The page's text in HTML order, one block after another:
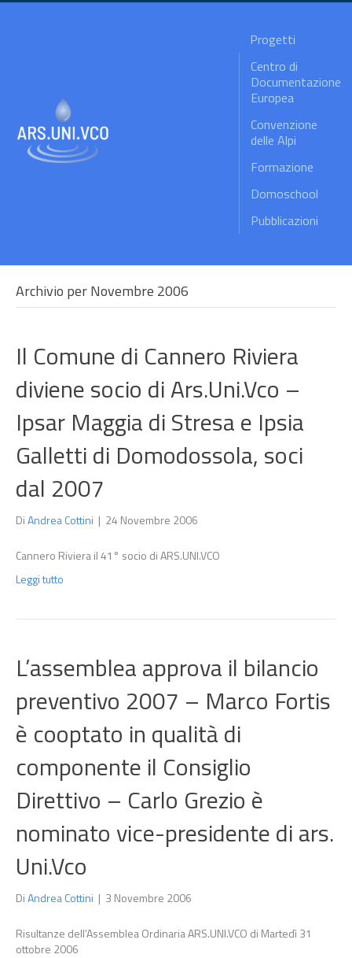
Progetti
Centro di
Documentazione
Europea
Convenzione
delle Alpi
Formazione
Domoschool
Pubblicazioni
Archivio per Novembre 2006
Il Comune di Cannero Riviera
diviene socio di Ars.Uni.Vco –
Ipsar Maggia di Stresa e Ipsia
Galletti di Domodossola, soci
dal 2007
DiAndrea Cottini | 24 Novembre 2006
Cannero Riviera il 41° socio di ARS.UNI.VCO
Leggi tutto
L’assemblea approva il bilancio
preventivo 2007 – Marco Fortis
è cooptato in qualità di
componente il Consiglio
Direttivo – Carlo Grezio è
nominato vice-presidente di ars.
Uni.Vco
DiAndrea Cottini | 3 Novembre 2006
Risultanze dell’Assemblea Ordinaria ARS.UNI.VCO di Martedì 31
ottobre 2006